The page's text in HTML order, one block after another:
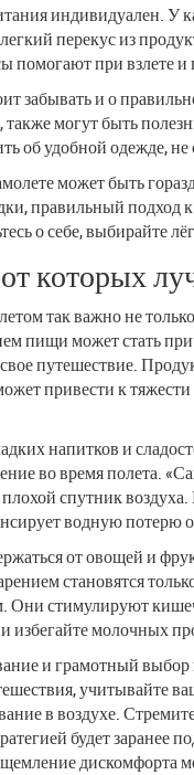
индивидуален. У
перекус из
помогают при взлете
забывать и о
также могут быть
об удобной одежде,
может быть
правильный подход
о себе, выбирайте
которых
так важно не
пищи может стать
путешествие.
привести к
напитков и
во время полета.
спутник
водную потерю
от овощей и
становятся
Они стимулируют
и избегайте молочных
и грамотный выбор
учитывайте
в воздухе.
будет заранее
дискомфорта